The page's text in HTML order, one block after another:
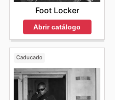
Foot Locker
Abrir catálogo
Caducado